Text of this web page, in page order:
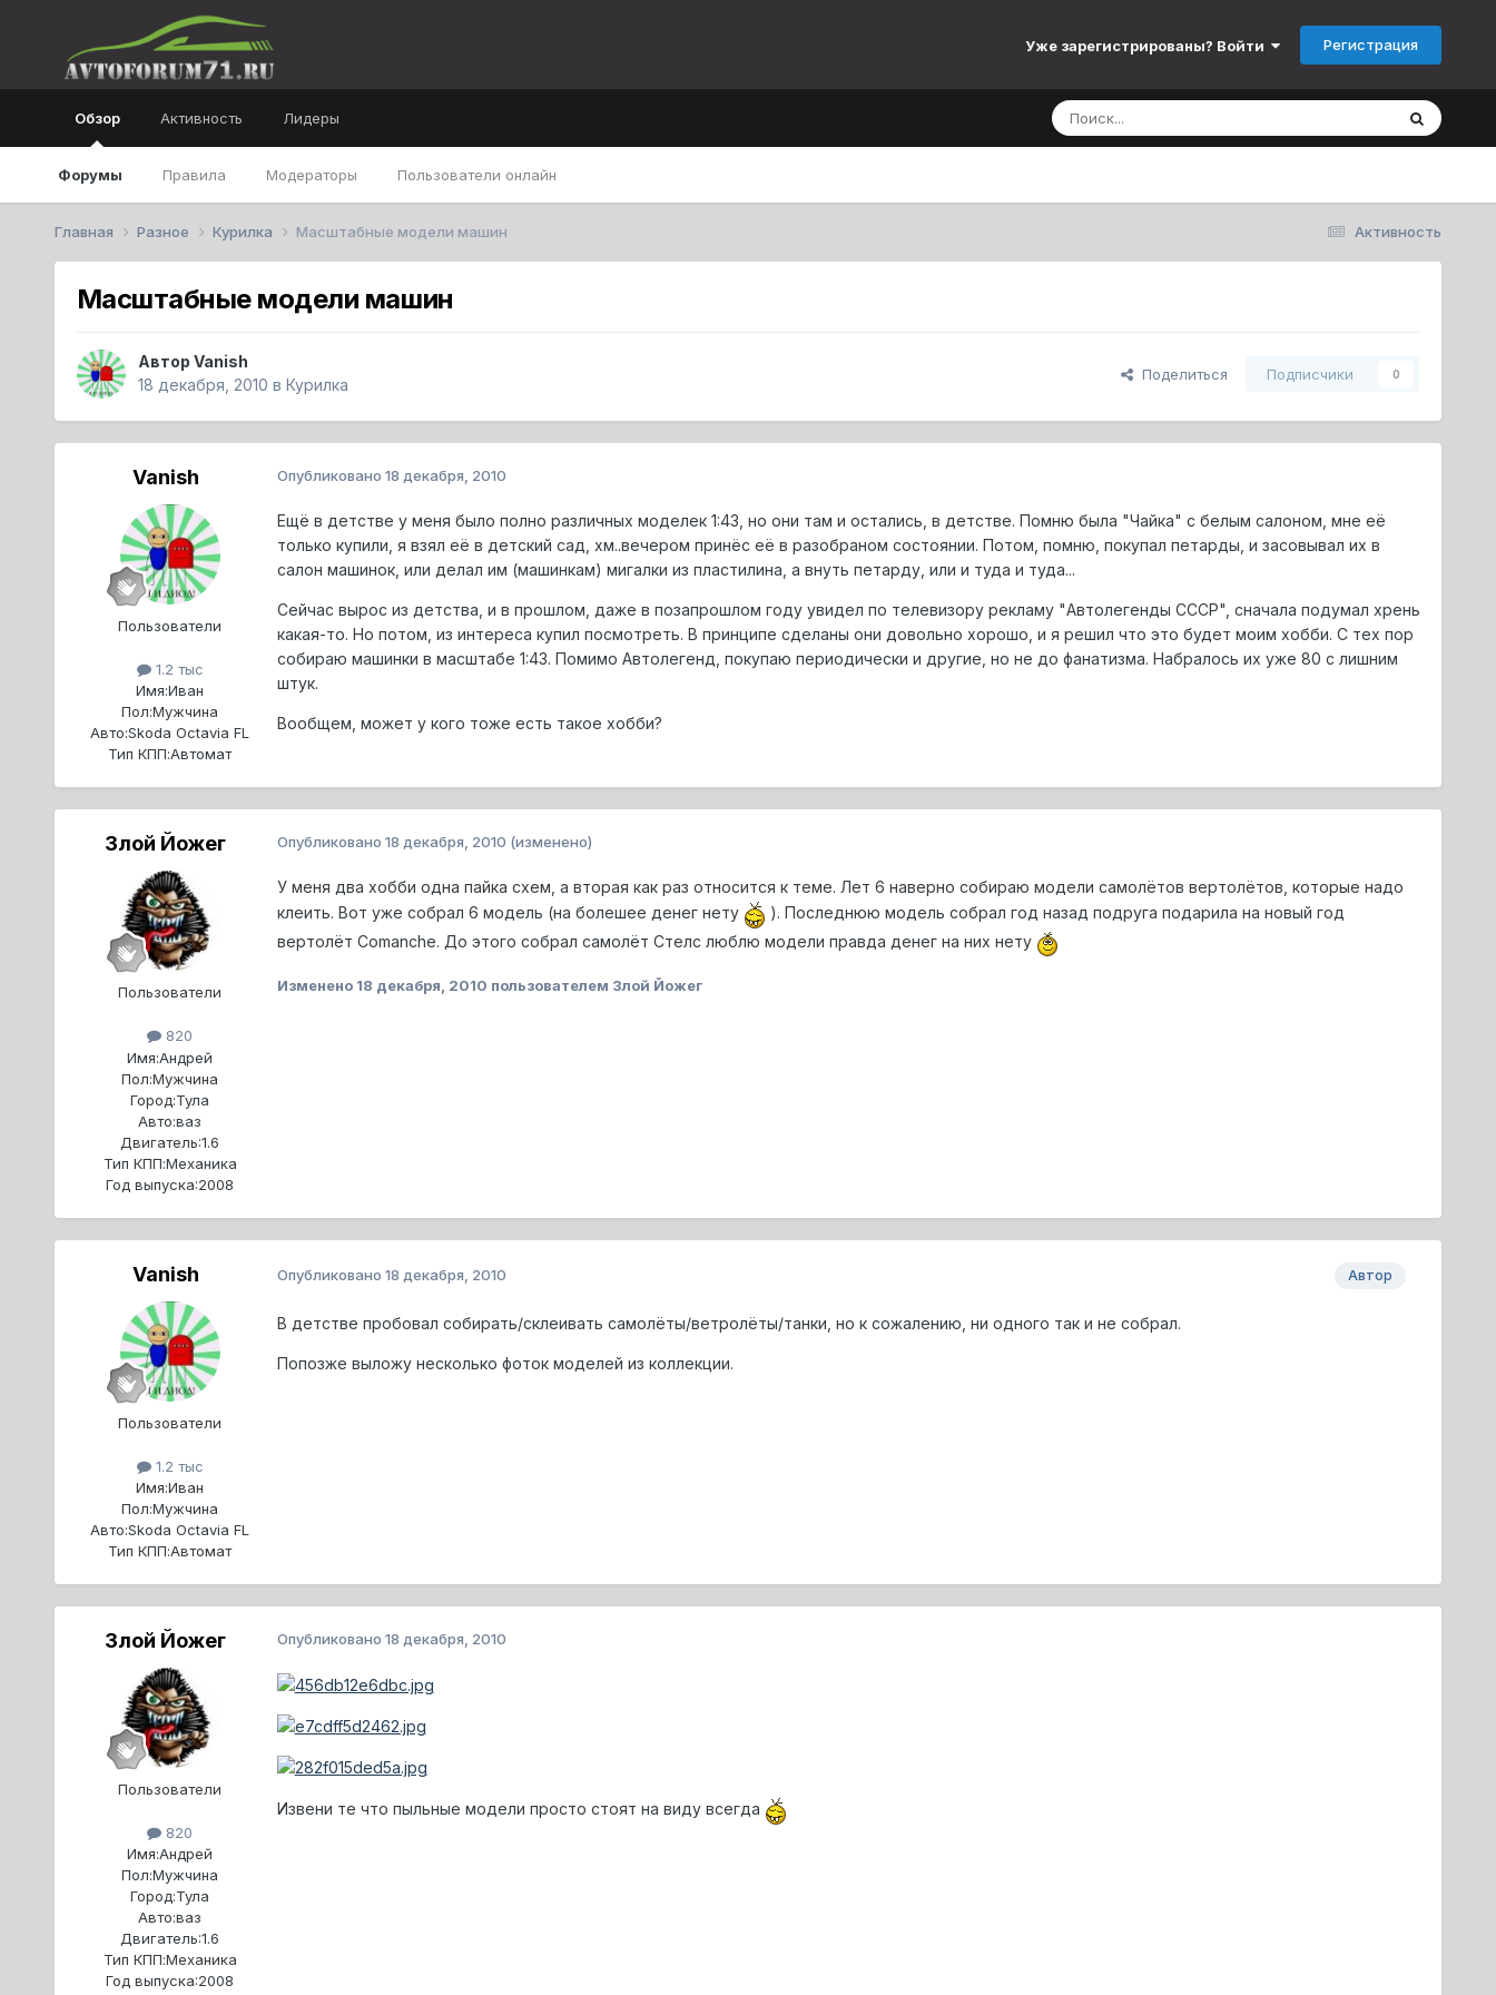
Уже зарегистрированы? Войти Регистрация
Обзор
Форумы Правила Модераторы Пользователи онлайн
Активность Лидеры
Активность
Главная Разное Курилка Масштабные модели машин
Масштабные модели машин
Автор Vanish
18 декабря, 2010 в Курилка
Поделиться Подписчики 0
Vanish
Пользователи
1.2 тыс
Имя:Иван
Пол:Мужчина
Авто:Skoda Octavia FL
Тип КПП:Автомат
Опубликовано 18 декабря, 2010
Ещё в детстве у меня было полно различных моделек 1:43, но они там и остались, в детстве. Помню была "Чайка" с белым салоном, мне её
только купили, я взял её в детский сад, хм..вечером принёс её в разобраном состоянии. Потом, помню, покупал петарды, и засовывал их в
салон машинок, или делал им (машинкам) мигалки из пластилина, а внуть петарду, или и туда и туда...
Сейчас вырос из детства, и в прошлом, даже в позапрошлом году увидел по телевизору рекламу "Автолегенды СССР", сначала подумал хрень
какая-то. Но потом, из интереса купил посмотреть. В принципе сделаны они довольно хорошо, и я решил что это будет моим хобби. С тех пор
собираю машинки в масштабе 1:43. Помимо Автолегенд, покупаю периодически и другие, но не до фанатизма. Набралось их уже 80 с лишним
штук.
Вообщем, может у кого тоже есть такое хобби?
Злой Йожег
Пользователи
820
Имя:Андрей
Пол:Мужчина
Город:Тула
Авто:ваз
Двигатель:1.6
Тип КПП:Механика
Год выпуска:2008
Опубликовано 18 декабря, 2010 (изменено)
У меня два хобби одна пайка схем, а вторая как раз относится к теме. Лет 6 наверно собираю модели самолётов вертолётов, которые надо
клеить. Вот уже собрал 6 модель (на болешее денег нету
). Последнюю модель собрал год назад подруга подарила на новый год
вертолёт Comanche. До этого собрал самолёт Стелс люблю модели правда денег на них нету
Изменено 18 декабря, 2010 пользователем Злой Йожег
Vanish
Пользователи
1.2 тыс
Имя:Иван
Пол:Мужчина
Авто:Skoda Octavia FL
Тип КПП:Автомат
Автор
Опубликовано 18 декабря, 2010
В детстве пробовал собирать/склеивать самолёты/ветролёты/танки, но к сожалению, ни одного так и не собрал.
Попозже выложу несколько фоток моделей из коллекции.
Злой Йожег
Пользователи
820
Имя:Андрей
Пол:Мужчина
Город:Тула
Авто:ваз
Двигатель:1.6
Тип КПП:Механика
Год выпуска:2008
Опубликовано 18 декабря, 2010
Извени те что пыльные модели просто стоят на виду всегда